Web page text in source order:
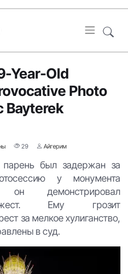
Year-Old
Photo
Bayterek
29 Айгерим
парень был задержан за
у монумента
демонстрировал
жест. Ему грозит
за мелкое хулиганство,
в суд.